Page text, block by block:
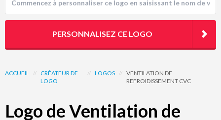
ACCUEIL // CRÉATEUR DE
LOGO
// LOGOS // VENTILATION DE
REFROIDISSEMENT CVC
Logo de Ventilation de
PERSONNALISEZ CE LOGO